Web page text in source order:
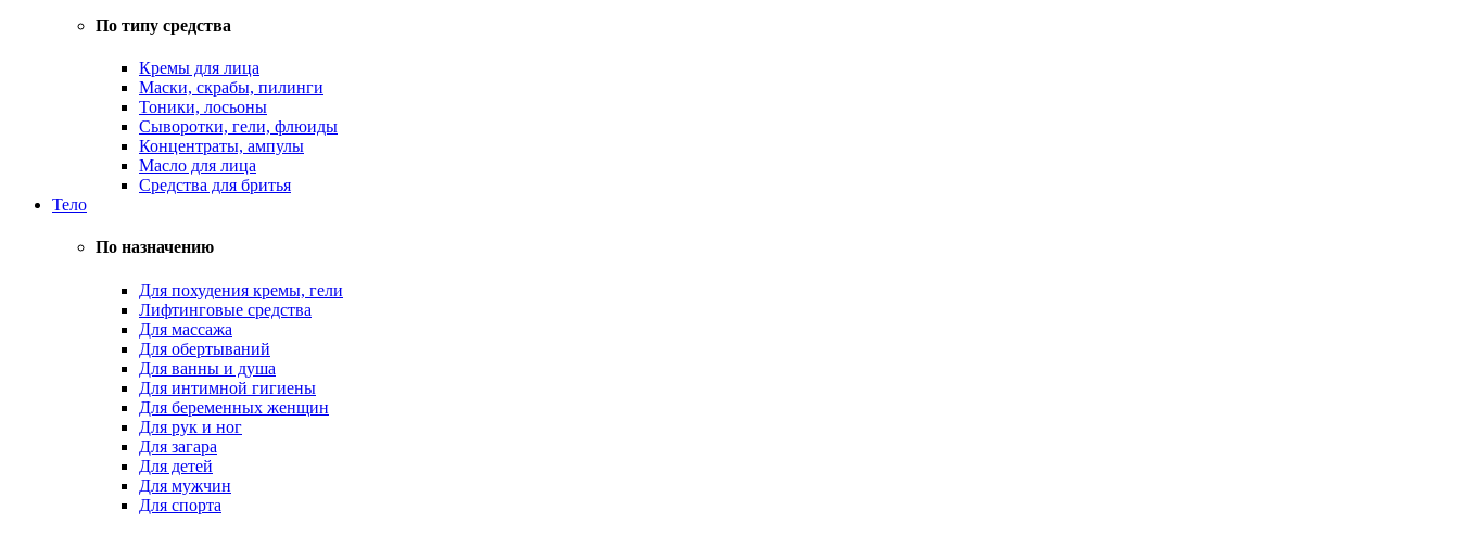
По типу средства
Кремы для лица
Маски, скрабы, пилинги
Тоники, лосьоны
Сыворотки, гели, флюиды
Концентраты, ампулы
Масло для лица
Средства для бритья
Тело
По назначению
Для похудения кремы, гели
Лифтинговые средства
Для массажа
Для обертываний
Для ванны и душа
Для интимной гигиены
Для беременных женщин
Для рук и ног
Для загара
Для детей
Для мужчин
Для спорта